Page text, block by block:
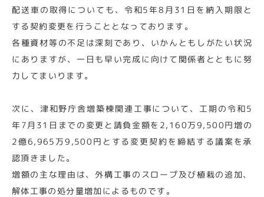
配送車の取得についても、令和5年8月31日を納入期限と
する契約変更を行うこととなっております。
各種資材等の不足は深刻であり、いかんともしがたい状況
にありますが、一日も早い完成に向けて関係者とともに努
力してまいります。
次に、津和野庁舎増築棟関連工事について、工期の令和5
年7月31日までの変更と請負金額を2,160万9,500円増の
2億6,965万9,500円とする変更契約を締結する議案を承
認頂きました。
増額の主な理由は、外構工事のスロープ及び植栽の追加、
解体工事の処分量増加によるものです。